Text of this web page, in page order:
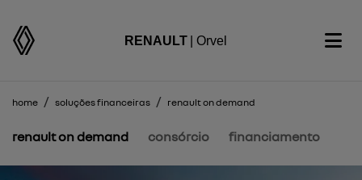
RENAULT | Orvel
home soluções financeiras renault on demand
consórcio financiamento
renault on demand